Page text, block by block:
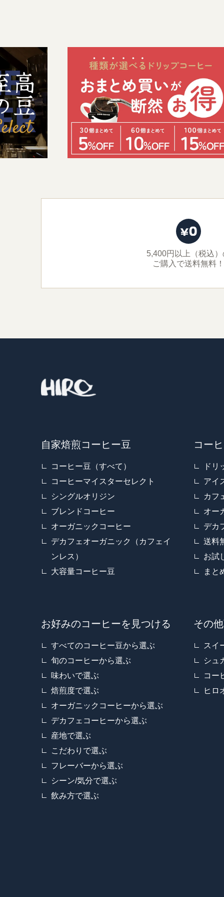
5,400円以上（税込）
ご購入で送料無料！
自家焙煎コーヒー豆
コーヒー豆（すべて）
コーヒーマイスターセレクト
シングルオリジン
ブレンドコーヒー
オーガニックコーヒー
デカフェオーガニック（カフェイ
ンレス）
大容量コーヒー豆
お好みのコーヒーを見つける
すべてのコーヒー豆から選ぶ
旬のコーヒーから選ぶ
味わいで選ぶ
焙煎度で選ぶ
オーガニックコーヒーから選ぶ
デカフェコーヒーから選ぶ
産地で選ぶ
こだわりで選ぶ
フレーバーから選ぶ
シーン/気分で選ぶ
飲み方で選ぶ
コー
ドリ
アイ
カフ
オー
デカ
送料
お試
まと
その
スイ
シュ
コー
ヒロ